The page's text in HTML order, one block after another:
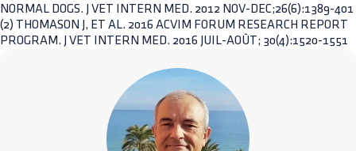
NORMAL DOGS. J VET INTERN MED. 2012 NOV-DEC;26(6):1389-401
(2) THOMASON J, ET AL. 2016 ACVIM FORUM RESEARCH REPORT
PROGRAM. J VET INTERN MED. 2016 JUIL-AOÛT; 30(4):1520-1551